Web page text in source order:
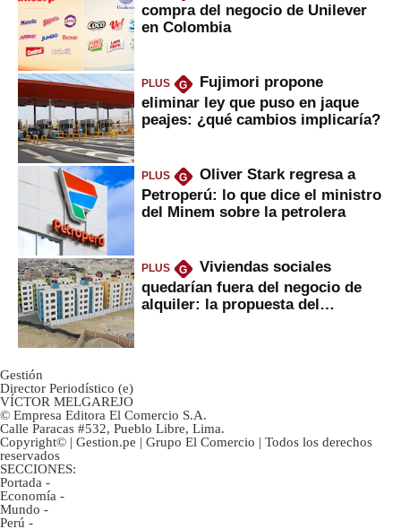
compra del negocio de Unilever
en Colombia
PLUS G
Fujimori propone
eliminar ley que puso en jaque
peajes: ¿qué cambios implicaría?
PLUS G
Oliver Stark regresa a
Petroperú: lo que dice el ministro
del Minem sobre la petrolera
PLUS G
Viviendas sociales
quedarían fuera del negocio de
alquiler: la propuesta del
Gestión
Director Periodístico (e)
VÍCTOR MELGAREJO
© Empresa Editora El Comercio S.A.
Calle Paracas #532, Pueblo Libre, Lima.
Copyright© | Gestion.pe | Grupo El Comercio | Todos los derechos
reservados
SECCIONES:
Portada -
Economía -
Mundo -
Perú -